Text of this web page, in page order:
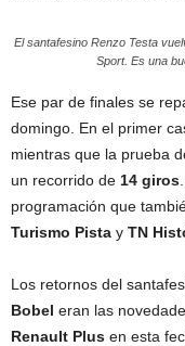
El santafesino Renzo Testa
Sport. Es una
Ese par de finales se
domingo. En el primer
mientras que la prueba
un recorrido de 14 giros
programación que
Turismo Pista y TN
Los retornos del
Bobel eran las
Renault Plus en esta